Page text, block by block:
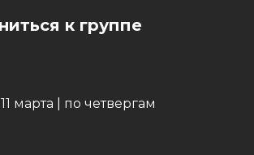
к группе
марта | по четвергам